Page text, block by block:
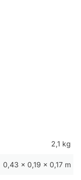
2,1 kg
0,43 × 0,19 × 0,17 m